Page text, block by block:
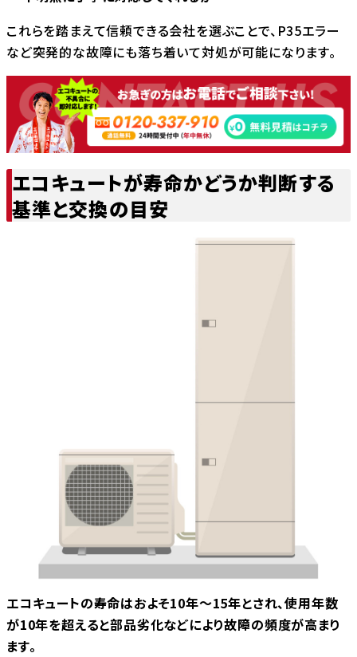
これらを踏まえて信頼できる会社を選ぶことで、P35エラー
など突発的な故障にも落ち着いて対処が可能になります。
エコキュートが寿命かどうか判断する
基準と交換の目安
エコキュートの寿命はおよそ10年～15年とされ、使用年数
が10年を超えると部品劣化などにより故障の頻度が高まり
ます。